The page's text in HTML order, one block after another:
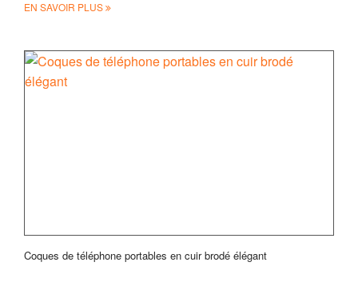
des étiquettes de bagages en acrylique,
EN SAVOIR PLUS
Coques de téléphone portables en cuir brodé élégant